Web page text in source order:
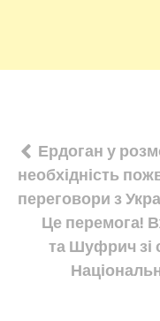
Навігація
записів
Ердоган у
необхідність
переговори з
Це перемога!
та Шуфрич зі